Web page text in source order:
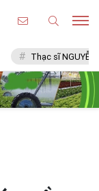
NGUYỄN VĂN CHÍ